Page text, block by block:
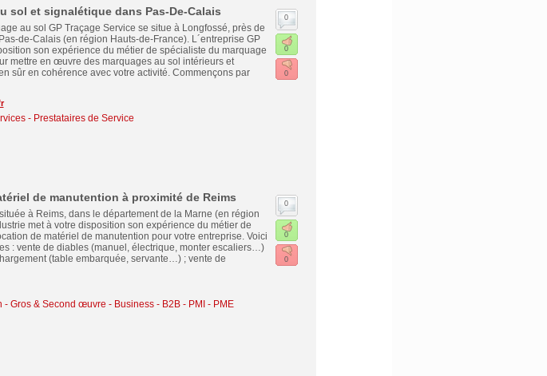
sol et signalétique dans Pas-De-Calais
au sol GP Traçage Service se situe à Longfossé, près de
de-Calais (en région Hauts-de-France). L´entreprise GP
son expérience du métier de spécialiste du marquage
mettre en œuvre des marquages au sol intérieurs et
sûr en cohérence avec votre activité. Commençons par
- Prestataires de Service
0
0
0
de manutention à proximité de Reims
à Reims, dans le département de la Marne (en région
met à votre disposition son expérience du métier de
de matériel de manutention pour votre entreprise. Voici
: vente de diables (manuel, électrique, monter escaliers…)
(table embarquée, servante…) ; vente de
- Gros & Second œuvre - Business - B2B - PMI - PME
0
0
0